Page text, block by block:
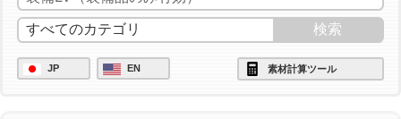
JP EN 素材計算ツール